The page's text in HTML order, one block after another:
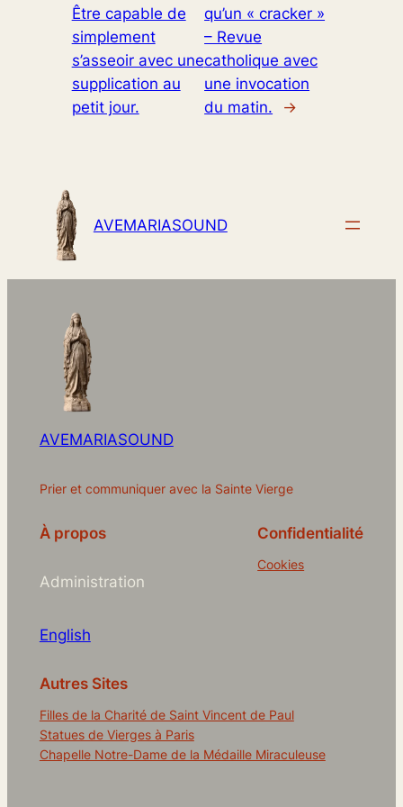
Être capable de
simplement
s’asseoir avec une
supplication au
petit jour.
qu’un « cracker »
– Revue
catholique avec
une invocation
du matin.
→
AVEMARIASOUND
AVEMARIASOUND
Prier et communiquer avec la Sainte Vierge
À propos
Administration
English
Confidentialité
Cookies
Autres Sites
Filles de la Charité de Saint Vincent de Paul
Statues de Vierges à Paris
Chapelle Notre-Dame de la Médaille Miraculeuse